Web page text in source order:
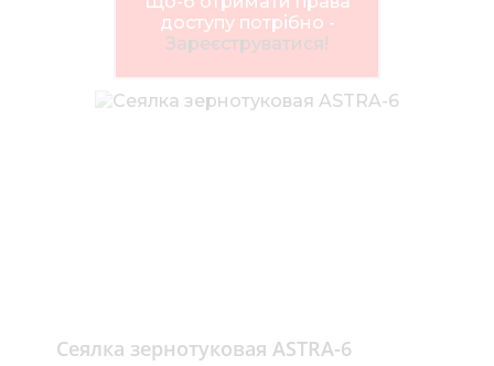
доступу потрібно -
Зареєструватися!
Сеялка зернотуковая ASTRA-6